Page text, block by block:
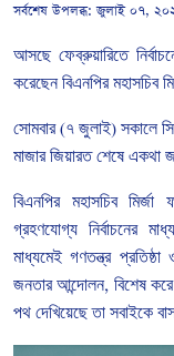
সর্বশেষ উপলব্ধ:জুলাই ০৭,
আসছে ফেব্রুয়ারিতে
করেছেন বিএনপির মহাসচিব
সোমবার(৭ জুলাই) সকালে
মাজার জিয়ারত শেষে একথা
বিএনপির মহাসচিব মির্জা
গ্রহণযোগ্য নির্বাচনের
মাধ্যমেই গণতন্ত্র প্রতিষ্ঠা
জনতার আন্দোলন, বিশেষ করে
পথ দেখিয়েছে তা সবাইকে